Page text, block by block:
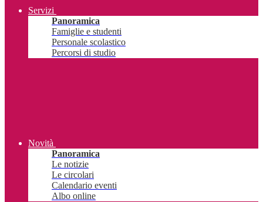
Servizi
Panoramica
Famiglie e studenti
Personale scolastico
Percorsi di studio
Novità
Panoramica
Le notizie
Le circolari
Calendario eventi
Albo online